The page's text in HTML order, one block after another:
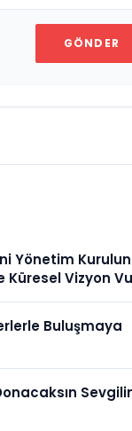
GÖNDER
Yönetim
Küresel Vizyon
Buluşmaya